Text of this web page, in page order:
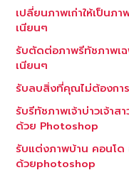
เปลี่ยนภาพเก่าให้เป็นภ
เนียนๆ
รับตัดต่อภาพรีทัชภาพเ
เนียนๆ
รับลบสิ่งที่คุณไม่ต้องกา
รับรีทัชภาพเจ้าบ่าวเจ้า
ด้วย Photoshop
รับแต่งภาพบ้าน คอนโด
ด้วยphotoshop